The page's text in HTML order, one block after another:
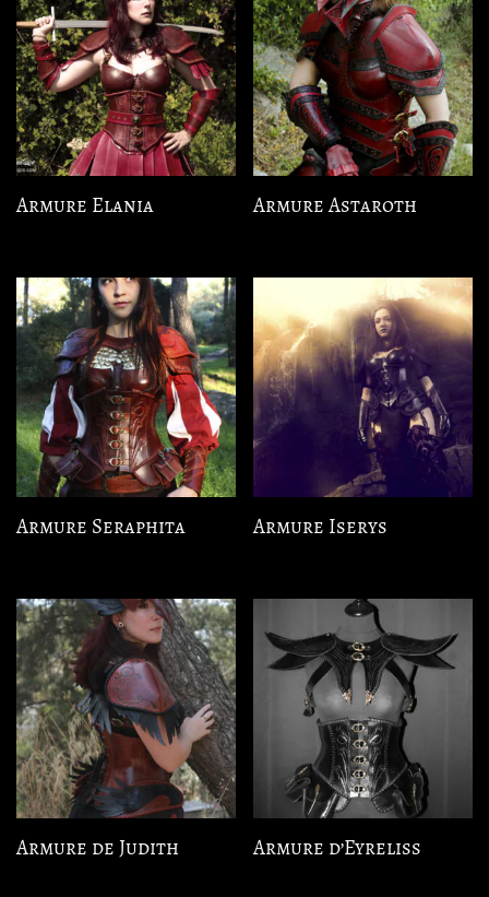
Armure Elania Armure Astaroth
Armure Seraphita Armure Iserys
Armure de Judith Armure d’Eyreliss